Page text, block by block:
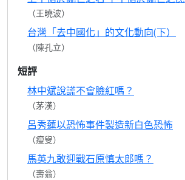
（王曉波）
台灣「去中國化」的文化動向(下）
（陳孔立）
短評
林中斌說謊不會臉紅嗎？
（茅漢）
呂秀蓮以恐怖事件製造新白色恐怖
（瘦叟）
馬英九敢迎戰石原慎太郎嗎？
（壽翁）